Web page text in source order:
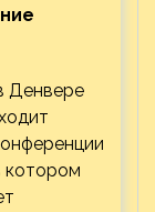
Денвере
котором